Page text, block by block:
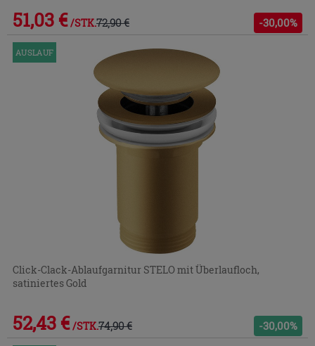
51,03 € /STK.72,90 € -30,00%
AUSLAUF
Click-Clack-Ablaufgarnitur STELO mit Überlaufloch,
satiniertes Gold
52,43 € /STK.74,90 € -30,00%